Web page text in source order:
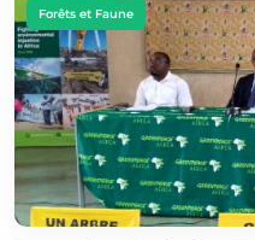
Forêts et Faune